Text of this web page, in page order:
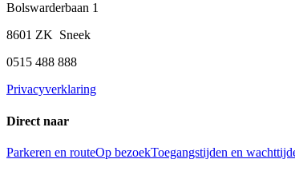
Bolswarderbaan 1
8601 ZK Sneek
0515 488 888
Privacyverklaring
Direct naar
Parkeren en routeOp bezoekToegangstijden en